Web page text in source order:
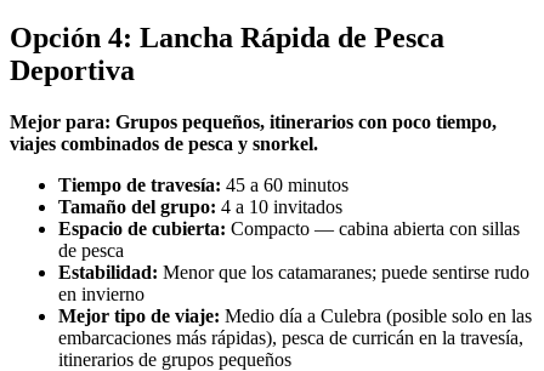
Opción 4: Lancha Rápida de Pesca
Deportiva
Mejor para: Grupos pequeños, itinerarios con poco tiempo,
viajes combinados de pesca y snorkel.
Tiempo de travesía: 45 a 60 minutos
Tamaño del grupo: 4 a 10 invitados
Espacio de cubierta: Compacto — cabina abierta con sillas
de pesca
Estabilidad: Menor que los catamaranes; puede sentirse rudo
en invierno
Mejor tipo de viaje: Medio día a Culebra (posible solo en las
embarcaciones más rápidas), pesca de curricán en la travesía,
itinerarios de grupos pequeños